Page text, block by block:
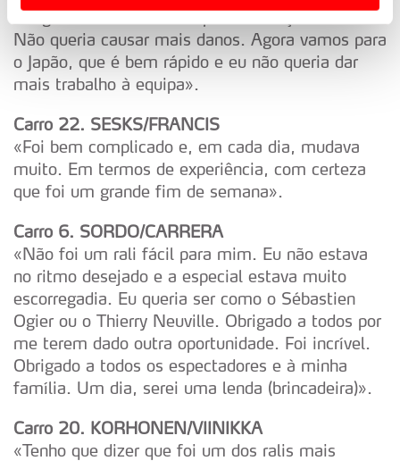
personalizar conteúdos e anúncios, para lhe proporcionar
funcionalidades de redes sociais, bem como para
analisar dados de navegação no nosso website.
Adicionalmente partilhamos informação, relativa à sua
utilização do nosso site de publicidade e de análise, com
parceiros e organizações na UE e em países terceiros.
dados pessoais serão realizadas apenas com o seu
consentimento e quando tal se afigure estritamente
necessário no contexto dos serviços a prestar.
Realçamos que o bloqueio de certo tipo de Cookies e
tecnologias similares pode ter impacto na sua
experiência de navegação no Website e nos serviços
disponibilizados.
Consulte a política de cookies do site.
Chegámos a metade e o pneu começou a vibrar.
Não queria causar mais danos. Agora vamos para
o Japão, que é bem rápido e eu não queria dar
mais trabalho à equipa».
Carro 22. SESKS/FRANCIS
«Foi bem complicado e, em cada dia, mudava
muito. Em termos de experiência, com certeza
que foi um grande fim de semana».
Carro 6. SORDO/CARRERA
«Não foi um rali fácil para mim. Eu não estava
no ritmo desejado e a especial estava muito
escorregadia. Eu queria ser como o Sébastien
Ogier ou o Thierry Neuville. Obrigado a todos por
me terem dado outra oportunidade. Foi incrível.
Obrigado a todos os espectadores e à minha
família. Um dia, serei uma lenda (brincadeira)».
Carro 20. KORHONEN/VIINIKKA
«Tenho que dizer que foi um dos ralis mais